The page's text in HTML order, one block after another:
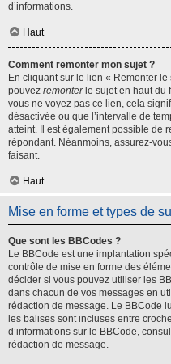
d’informations.
Haut
Comment remonter mon sujet ?
En cliquant sur le lien « Remonter
pouvez remonterle sujet en haut du
vous ne voyez pas ce lien, cela
désactivée ou que l’intervalle de
atteint. Il est également possible de
répondant. Néanmoins, assurez-
faisant.
Haut
Mise en forme et types de
Que sont les BBCodes ?
Le BBCode est une implantation
contrôle de mise en forme des
décider si vous pouvez utiliser les
dans chacun de vos messages en
rédaction de message. Le BBCode
les balises sont incluses entre
d’informations sur le BBCode,
rédaction de message.